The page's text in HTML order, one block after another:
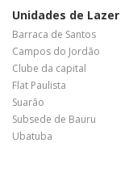
Unidades de Lazer
Barraca de Santos
Campos do Jordão
Clube da capital
Flat Paulista
Suarão
Subsede de Bauru
Ubatuba